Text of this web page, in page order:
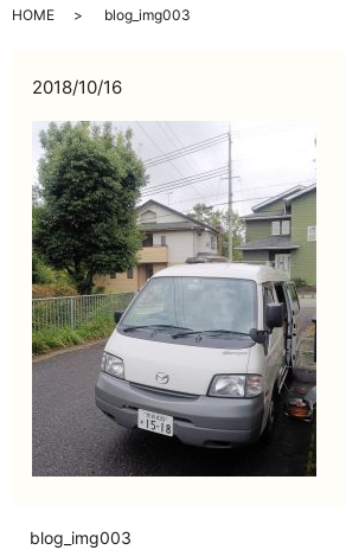
HOME blog_img003
2018/10/16
blog_img003